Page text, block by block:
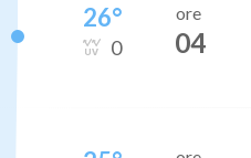
26°
0
ore
04